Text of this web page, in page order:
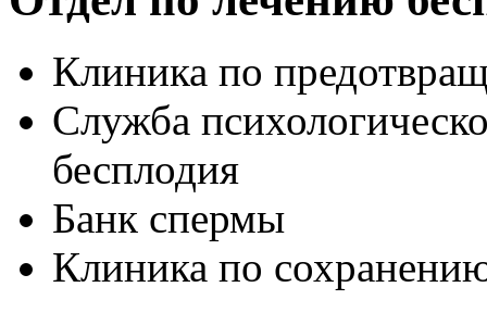
Клиника по
Служба
бесплодия
Банк спермы
Клиника по